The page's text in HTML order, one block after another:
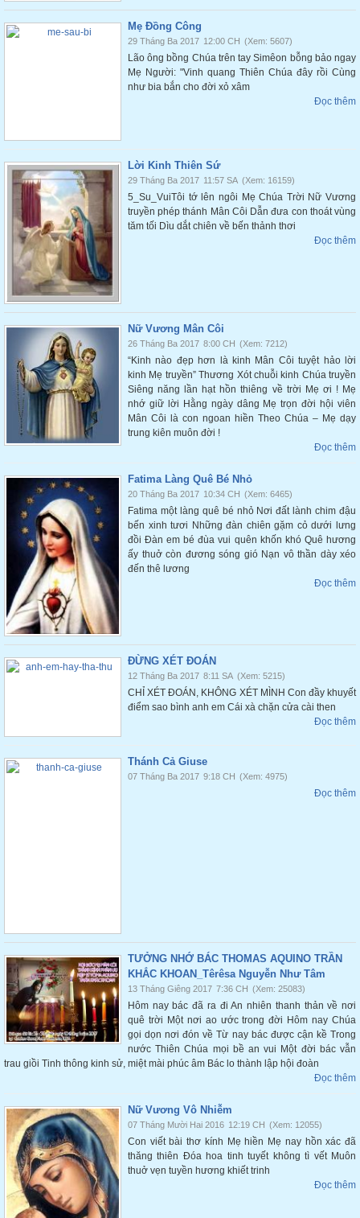
Mẹ Đồng Công
29 Tháng Ba 2017 12:00 CH (Xem: 5607)
Lão ông bồng Chúa trên tay Simêon bỗng bảo ngay
Mẹ Người: "Vinh quang Thiên Chúa đây rồi Cùng
như bia bắn cho đời xỏ xâm
Đọc thêm
Lời Kinh Thiên Sứ
29 Tháng Ba 2017 11:57 SA (Xem: 16159)
5_Su_VuiTôi tớ lên ngôi Mẹ Chúa Trời Nữ Vương
truyền phép thánh Mân Côi Dẫn đưa con thoát vùng
tăm tối Dìu dắt chiên về bến thảnh thơi
Đọc thêm
Nữ Vương Mân Côi
26 Tháng Ba 2017 8:00 CH (Xem: 7212)
“Kinh nào đẹp hơn là kinh Mân Côi tuyệt hảo lời
kinh Mẹ truyền” Thương Xót chuỗi kinh Chúa truyền
Siêng năng lần hạt hồn thiêng về trời Mẹ ơi ! Mẹ
nhớ giữ lời Hằng ngày dâng Mẹ trọn đời hội viên
Mân Côi là con ngoan hiền Theo Chúa – Mẹ dạy
trung kiên muôn đời !
Đọc thêm
Fatima Làng Quê Bé Nhỏ
20 Tháng Ba 2017 10:34 CH (Xem: 6465)
Fatima một làng quê bé nhỏ Nơi đất lành chim đậu
bến xinh tươi Những đàn chiên gặm cỏ dưới lưng
đồi Đàn em bé đùa vui quên khốn khó Quê hương
ấy thuở còn đương sóng gió Nạn vô thần dày xéo
đến thê lương
Đọc thêm
ĐỪNG XÉT ĐOÁN
12 Tháng Ba 2017 8:11 SA (Xem: 5215)
CHỈ XÉT ĐOÁN, KHÔNG XÉT MÌNH Con đầy khuyết
điểm sao bình anh em Cái xà chặn cửa cài then
Đọc thêm
Thánh Cả Giuse
07 Tháng Ba 2017 9:18 CH (Xem: 4975)
Đọc thêm
TƯỞNG NHỚ BÁC THOMAS AQUINO TRẦN
KHẮC KHOAN_Têrêsa Nguyễn Như Tâm
13 Tháng Giêng 2017 7:36 CH (Xem: 25083)
Hôm nay bác đã ra đi An nhiên thanh thản về nơi
quê trời Một nơi ao ước trong đời Hôm nay Chúa
gọi dọn nơi đón về Từ nay bác được cận kề Trong
nước Thiên Chúa mọi bề an vui Một đời bác vẫn
trau giồi Tinh thông kinh sử, miệt mài phúc âm Bác lo thành lập hội đoàn
Đọc thêm
Nữ Vương Vô Nhiễm
07 Tháng Mười Hai 2016 12:19 CH (Xem: 12055)
Con viết bài thơ kính Mẹ hiền Mẹ nay hồn xác đã
thăng thiên Đóa hoa tinh tuyết không tì vết Muôn
thuở vẹn tuyền hương khiết trinh
Đọc thêm